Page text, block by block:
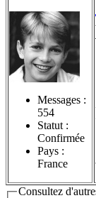
Messages :
554
Statut :
Confirmée
Pays :
France
Consultez